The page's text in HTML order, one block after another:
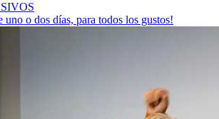
uno o dos días, para todos los gustos!